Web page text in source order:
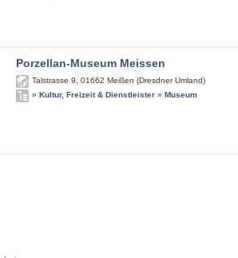
Porzellan-Museum Meissen
Talstrasse 9 01662 Meißen (Dresdner Umland)
» Kultur, Freizeit & Dienstleister » Museum